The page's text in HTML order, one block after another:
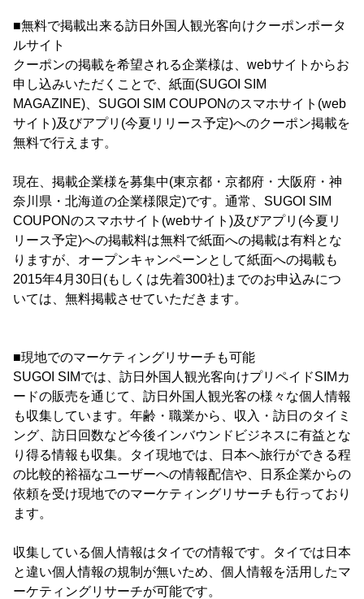
■無料で掲載出来る訪日外国人観光客向けクーポンポータ
ルサイト
クーポンの掲載を希望される企業様は、webサイトからお
申し込みいただくことで、紙面(SUGOI SIM
MAGAZINE)、SUGOI SIM COUPONのスマホサイト(web
サイト)及びアプリ(今夏リリース予定)へのクーポン掲載を
無料で行えます。
現在、掲載企業様を募集中(東京都・京都府・大阪府・神
奈川県・北海道の企業様限定)です。通常、SUGOI SIM
COUPONのスマホサイト(webサイト)及びアプリ(今夏リ
リース予定)への掲載料は無料で紙面への掲載は有料とな
りますが、オープンキャンペーンとして紙面への掲載も
2015年4月30日(もしくは先着300社)までのお申込みにつ
いては、無料掲載させていただきます。
■現地でのマーケティングリサーチも可能
SUGOI SIMでは、訪日外国人観光客向けプリペイドSIMカ
ードの販売を通じて、訪日外国人観光客の様々な個人情報
も収集しています。年齢・職業から、収入・訪日のタイミ
ング、訪日回数など今後インバウンドビジネスに有益とな
り得る情報も収集。タイ現地では、日本へ旅行ができる程
の比較的裕福なユーザーへの情報配信や、日系企業からの
依頼を受け現地でのマーケティングリサーチも行っており
ます。
収集している個人情報はタイでの情報です。タイでは日本
と違い個人情報の規制が無いため、個人情報を活用したマ
ーケティングリサーチが可能です。